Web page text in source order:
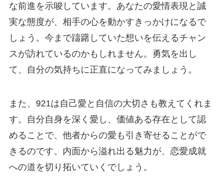
な前進を示唆しています。あなたの愛情表現と誠
実な態度が、相手の心を動かすきっかけになるで
しょう。今まで躊躇していた想いを伝えるチャン
スが訪れているのかもしれません。勇気を出し
て、自分の気持ちに正直になってみましょう。
また、921は自己愛と自信の大切さも教えてくれま
す。自分自身を深く愛し、価値ある存在として認
めることで、他者からの愛も引き寄せることがで
きるのです。内面から溢れ出る魅力が、恋愛成就
への道を切り拓いていくでしょう。